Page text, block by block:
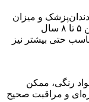
دندان‌پزشک و میزان
مراقبت بیمار بستگی دارد. به طور متوسط بین ۵ تا ۸ سال
حتی بیشتر نیز
رنگی، ممکن
و مراقبت صحیح